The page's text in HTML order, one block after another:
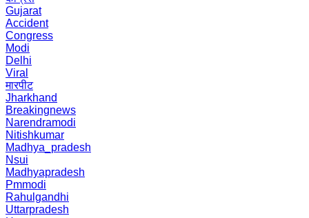
Gujarat
Accident
Congress
Modi
Delhi
Viral
मारपीट
Jharkhand
Breakingnews
Narendramodi
Nitishkumar
Madhya_pradesh
Nsui
Madhyapradesh
Pmmodi
Rahulgandhi
Uttarpradesh